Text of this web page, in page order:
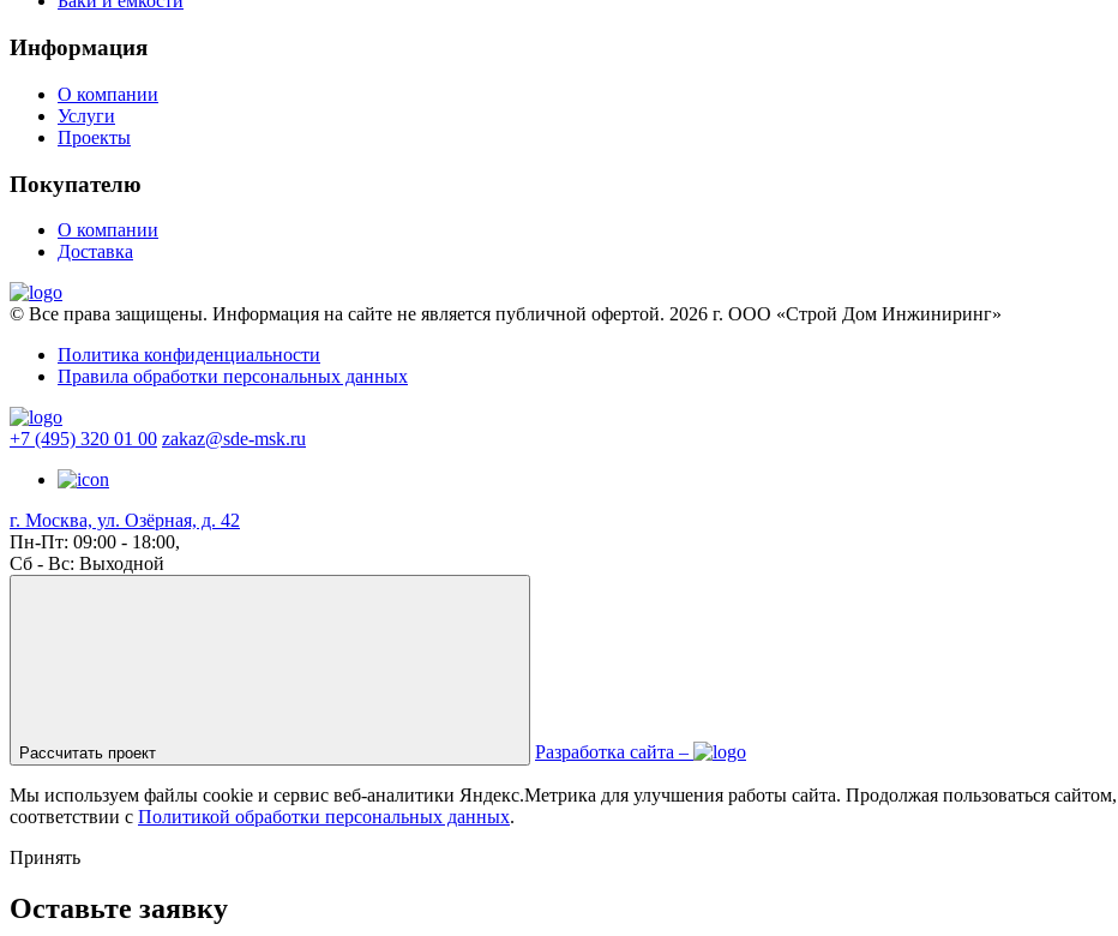
Информация
О компании
Услуги
Проекты
Покупателю
О компании
Доставка
© Все права защищены. Информация на сайте не является публичной офертой. 2026 г. ООО «Строй Дом Инжиниринг»
Политика конфиденциальности
Правила обработки персональных данных
+7 (495) 320 01 00 zakaz@sde-msk.ru
г. Москва, ул. Озёрная, д. 42
Пн-Пт: 09:00 - 18:00,
Сб - Вс: Выходной
Рассчитать проект Разработка сайта –
Мы используем файлы cookie и сервис веб-аналитики Яндекс.Метрика для улучшения работы сайта. Продолжая пользоваться
соответствии с Политикой обработки персональных данных.
Принять
Оставьте заявку